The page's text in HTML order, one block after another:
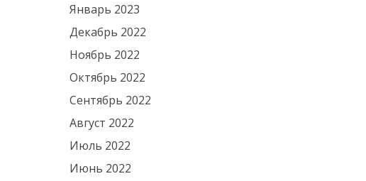
Январь 2023
Декабрь 2022
Ноябрь 2022
Октябрь 2022
Сентябрь 2022
Август 2022
Июль 2022
Июнь 2022